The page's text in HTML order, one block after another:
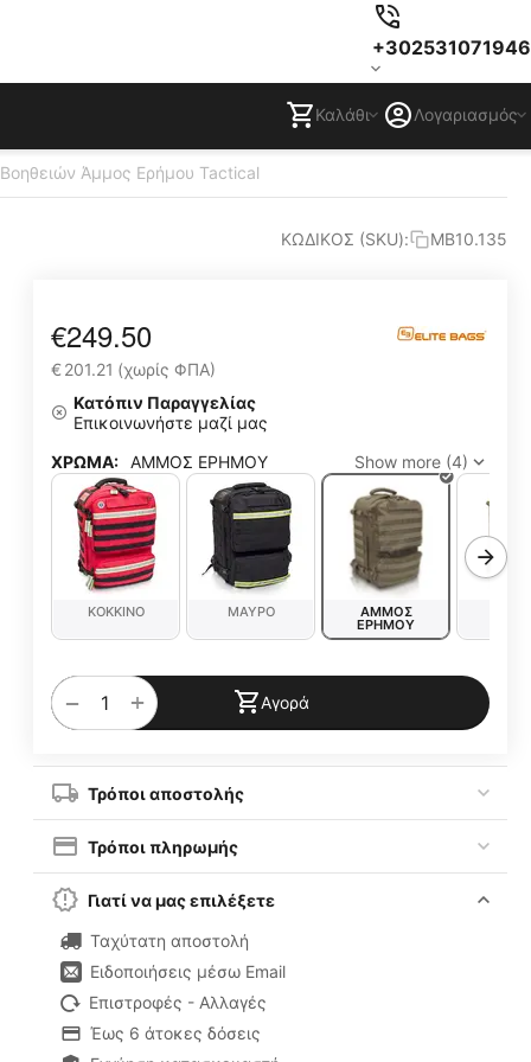
+302531071946
Καλάθι Λογαριασμός
Άμμος Ερήμου Tactical
ΚΩΔΙΚΟΣ (SKU): MB10.135
€249.50
€201.21 (χωρίς ΦΠΑ)
Κατόπιν Παραγγελίας
Επικοινωνήστε μαζί μας
ΧΡΩΜΑ: ΑΜΜΟΣ ΕΡΗΜΟΥ Show more (4)
ΚΟΚΚΙΝΟ ΜΑΥΡΟ ΑΜΜΟΣ
ΕΡΗΜΟΥ
+
− Αγορά
Τρόποι αποστολής
Τρόποι πληρωμής
Γιατί να μας επιλέξετε
Ταχύτατη αποστολή
Ειδοποιήσεις μέσω Email
Επιστροφές - Αλλαγές
Έως 6 άτοκες δόσεις